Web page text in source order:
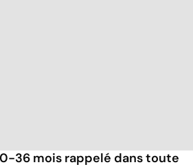
36 mois rappelé dans toute